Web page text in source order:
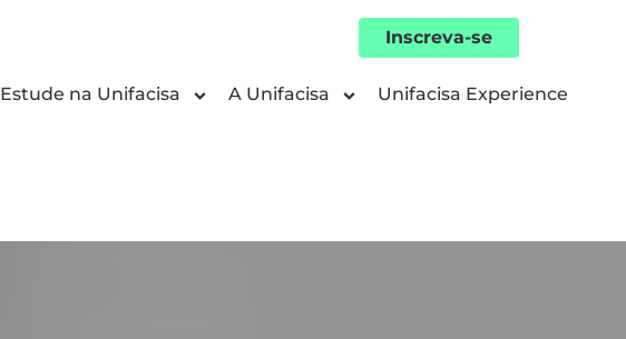
Inscreva-se
Estude na Unifacisa A Unifacisa Unifacisa Experience